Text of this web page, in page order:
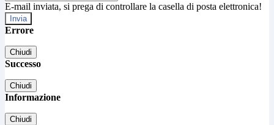
E-mail inviata, si prega di controllare la casella di posta elettronica!
Errore
Chiudi
Successo
Chiudi
Informazione
Chiudi